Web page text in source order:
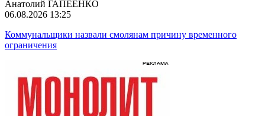
Анатолий ГАПЕЕНКО
06.08.2026 13:25
Коммунальщики назвали смолянам причину временного
ограничения